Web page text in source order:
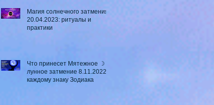
Магия солнечного затмения
20.04.2023: ритуалы и
практики
Что принесет Мятежное ☽
лунное затмение 8.11.2022
каждому знаку Зодиака